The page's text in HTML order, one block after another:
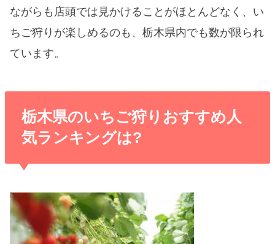
ながらも店頭では見かけることがほとんどなく、い
ちご狩りが楽しめるのも、栃木県内でも数が限られ
ています。
栃木県のいちご狩りおすすめ人
気ランキングは?